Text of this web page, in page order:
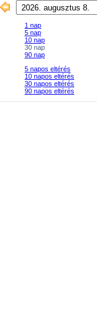
1 nap
5 nap
10 nap
30 nap
90 nap
5 napos eltérés
10 napos eltérés
30 napos eltérés
90 napos eltérés